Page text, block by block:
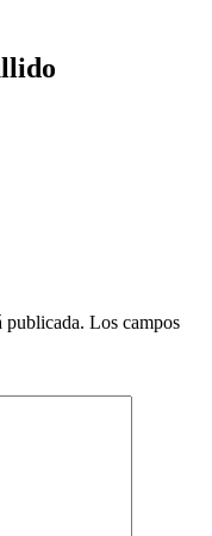
publicada. Los campos